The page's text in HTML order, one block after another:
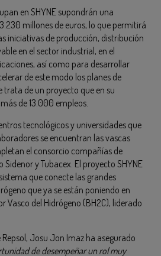
en SHYNE supondrán una
millones de euros, lo que permitirá
iniciativas de producción, distribución
en el sector industrial, en el
así como para desarrollar
de este modo los planes de
trata de un proyecto que en su
de 13.000 empleos.
tecnológicos y universidades que
se encuentran las vascas
el consorcio compañías de
y Tubacex. El proyecto SHYNE
que conecte las grandes
que ya se están poniendo en
Vasco del Hidrógeno (BH2C), liderado
Repsol, Josu Jon Imaz ha asegurado
de desempeñar un rol muy